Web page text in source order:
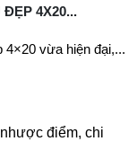
ĐẸP 4X20...
4×20 vừa hiện đại,...